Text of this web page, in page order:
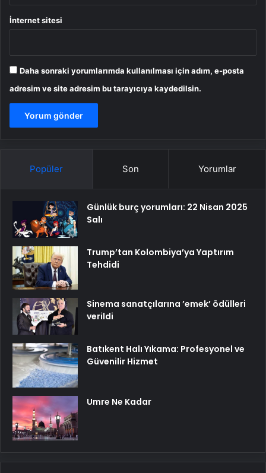
İnternet sitesi
Daha sonraki yorumlarımda kullanılması için adım, e-posta
adresim ve site adresim bu tarayıcıya kaydedilsin.
Popüler Son Yorumlar
Günlük burç yorumları: 22 Nisan 2025
Salı
Trump’tan Kolombiya’ya Yaptırım
Tehdidi
Sinema sanatçılarına ’emek’ ödülleri
verildi
Batıkent Halı Yıkama: Profesyonel ve
Güvenilir Hizmet
Umre Ne Kadar